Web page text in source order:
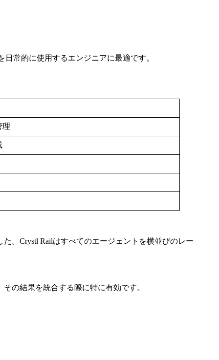
常的に使用するエンジニアに最適です。
理
。Crystl Railはすべてのエージェントを横並びのレー
の結果を統合する際に特に有効です。